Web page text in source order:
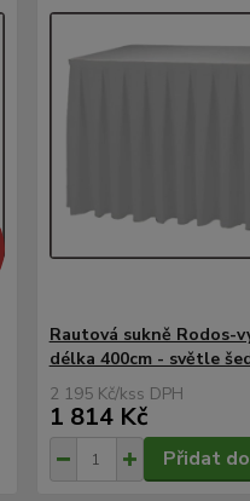
Rautová sukně Rodos-
délka 400cm - světle
2 195 Kč/ks
1 814 Kč
Přidat